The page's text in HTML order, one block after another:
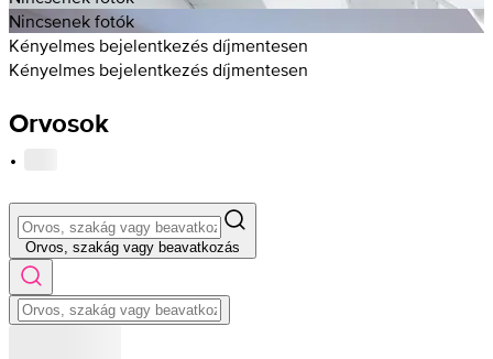
Nincsenek fotók
Kényelmes bejelentkezés díjmentesen
Kényelmes bejelentkezés díjmentesen
Orvosok
·
Orvos, szakág vagy beavatkozás